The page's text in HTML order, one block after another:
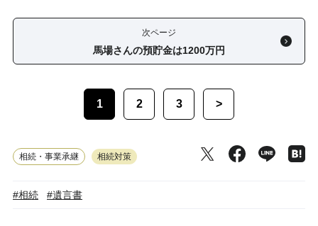
次ページ
馬場さんの預貯金は1200万円
1 2 3 >
相続・事業承継 相続対策
#相続 #遺言書